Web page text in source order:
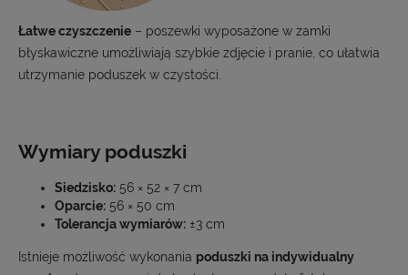
Łatwe czyszczenie – poszewki wyposażone w zamki
błyskawiczne umożliwiają szybkie zdjęcie i pranie, co ułatwia
utrzymanie poduszek w czystości.
Wymiary poduszki
Siedzisko: 56 × 52 × 7 cm
Oparcie: 56 × 50 cm
Tolerancja wymiarów: ±3 cm
Istnieje możliwość wykonania poduszki na indywidualny